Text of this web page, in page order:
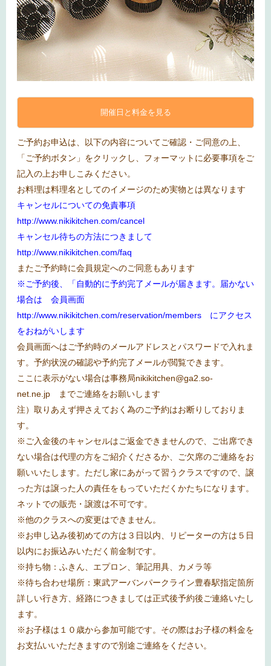
開催日と料金を見る
ご予約お申込は、以下の内容についてご確認・ご同意の上、
「ご予約ボタン」をクリックし、フォーマットに必要事項をご
記入の上お申しこみください。
お料理は料理名としてのイメージのため実物とは異なります
キャンセルについての免責事項
http://www.nikikitchen.com/cancel
キャンセル待ちの方法につきまして
http://www.nikikitchen.com/faq
またご予約時に会員規定へのご同意もあります
※ご予約後、「自動的に予約完了メールが届きます。届かない
場合は 会員画面
http://www.nikikitchen.com/reservation/members にアクセス
をおねがいします
会員画面へはご予約時のメールアドレスとパスワードで入れま
す。予約状況の確認や予約完了メールが閲覧できます。
ここに表示がない場合は事務局nikikitchen@ga2.so-
net.ne.jp までご連絡をお願いします
注）取りあえず押さえておく為のご予約はお断りしておりま
す。
※ ご入金後のキャンセルはご返金できませんので、ご出席でき
ない場合は代理の方をご紹介くださるか、ご欠席のご連絡をお
願いいたします。ただし家にあがって習うクラスですので、譲
った方は譲った人の責任をもっていただくかたちになります。
ネットでの販売・譲渡は不可です。
※他のクラスへの変更はできません。
※お申し込み後初めての方は３日以内、リピーターの方は５日
以内にお振込みいただく前金制です。
※持ち物：ふきん、エプロン、筆記用具、カメラ等
※待ち合わせ場所：東武アーバンパークライン豊春駅指定箇所
詳しい行き方、経路につきましては正式後予約後ご連絡いたし
ます。
※お子様は１０歳から参加可能です。その際はお子様の料金を
お支払いいただきますので別途ご連絡をください。